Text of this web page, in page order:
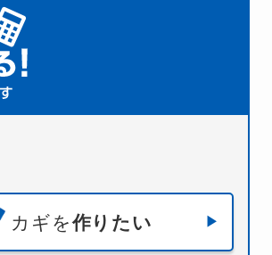
カギを作りたい